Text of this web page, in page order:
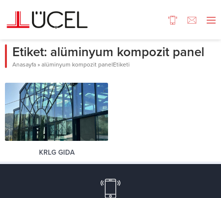
Etiket: alüminyum kompozit panel
Anasayfa » alüminyum kompozit panelEtiketi
KRLG GIDA